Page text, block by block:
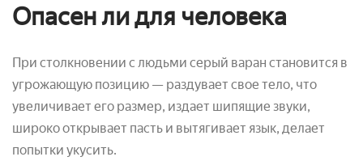
Опасен ли для человека
При столкновении с людьми серый варан становится в
угрожающую позицию — раздувает свое тело, что
увеличивает его размер, издает шипящие звуки,
широко открывает пасть и вытягивает язык, делает
попытки укусить.